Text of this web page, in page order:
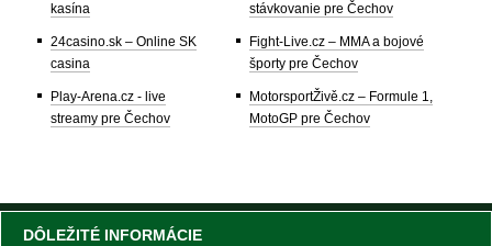
kasína
24casino.sk – Online SK
casina
Play-Arena.cz - live
streamy pre Čechov
stávkovanie pre Čechov
Fight-Live.cz – MMA a bojové
športy pre Čechov
MotorsportŽivě.cz – Formule 1,
MotoGP pre Čechov
DÔLEŽITÉ INFORMÁCIE